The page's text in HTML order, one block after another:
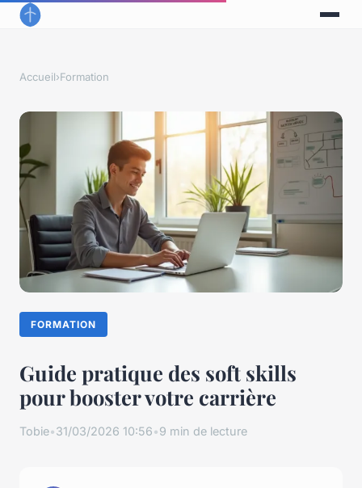
Accueil›Formation
FORMATION
Guide pratique des soft skills
pour booster votre carrière
Tobie•31/03/2026 10:56•9 min de lecture